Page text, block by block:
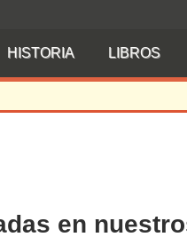
HISTORIA LIBROS
en